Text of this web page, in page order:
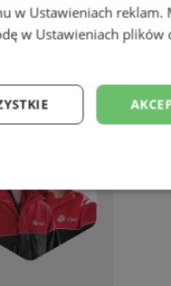
w Ustawieniach reklam.
w Ustawieniach plików
Niesklasyfikowane